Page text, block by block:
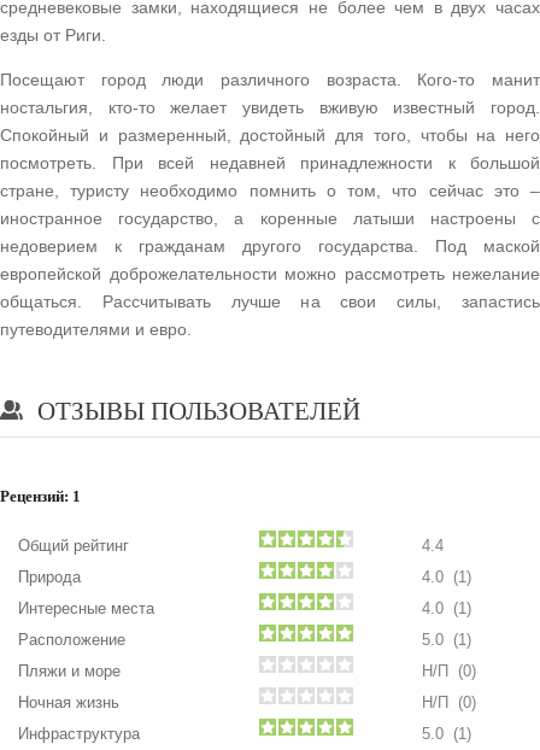
средневековые замки, находящиеся не более чем в двух часах
езды от Риги.
Посещают город люди различного возраста. Кого-то манит
ностальгия, кто-то желает увидеть вживую известный город.
Спокойный и размеренный, достойный для того, чтобы на него
посмотреть. При всей недавней принадлежности к большой
стране, туристу необходимо помнить о том, что сейчас это –
иностранное государство, а коренные латыши настроены с
недоверием к гражданам другого государства. Под маской
европейской доброжелательности можно рассмотреть нежелание
общаться. Рассчитывать лучше на свои силы, запастись
путеводителями и евро.
ОТЗЫВЫ ПОЛЬЗОВАТЕЛЕЙ
Рецензий: 1
Общий рейтинг
4.4
Природа
4.0 (1)
Интересные места
4.0 (1)
Расположение
5.0 (1)
Пляжи и море
Н/П
(0)
Ночная жизнь
Н/П
(0)
Инфраструктура
5.0 (1)